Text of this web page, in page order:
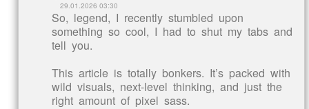
29.01.2026 03:30
So, legend, I recently stumbled upon
something so cool, I had to shut my tabs and
tell you.
This article is totally bonkers. It’s packed with
wild visuals, next-level thinking, and just the
right amount of pixel sass.